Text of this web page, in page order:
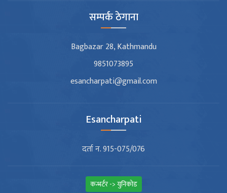
सम्पर्क ठेगाना
Bagbazar 28, Kathmandu
9851073895
esancharpati@gmail.com
Esancharpati
दर्ता न. 915-075/076
कन्भर्टर -> युनिकोड